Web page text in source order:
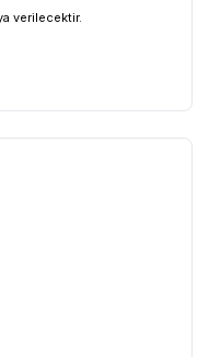
verilecektir.